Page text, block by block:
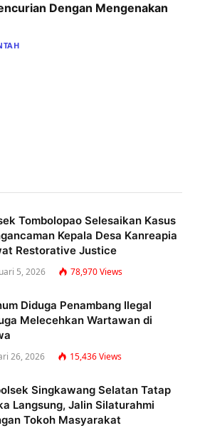
Dengan Mengenakan
Tombolopao Selesaikan Kasus
Kepala Desa Kanreapia
Restorative Justice
5, 2026 78,970Views
Diduga Penambang Ilegal
Melecehkan Wartawan di
26, 2026 15,436Views
Singkawang Selatan Tatap
Langsung, Jalin Silaturahmi
Tokoh Masyarakat